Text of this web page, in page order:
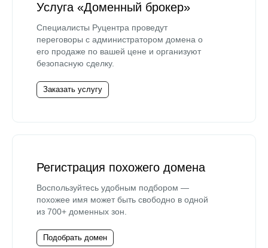
Услуга «Доменный брокер»
Специалисты Руцентра проведут
переговоры с администратором домена о
его продаже по вашей цене и организуют
безопасную сделку.
Заказать услугу
Регистрация похожего домена
Воспользуйтесь удобным подбором —
похожее имя может быть свободно в одной
из 700+ доменных зон.
Подобрать домен